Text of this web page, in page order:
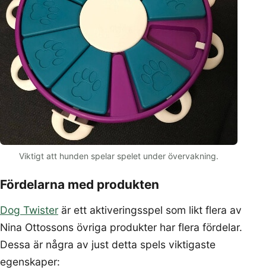
Viktigt att hunden spelar spelet under övervakning.
Fördelarna med produkten
Dog Twister är ett aktiveringsspel som likt flera av
Nina Ottossons övriga produkter har flera fördelar.
Dessa är några av just detta spels viktigaste
egenskaper: